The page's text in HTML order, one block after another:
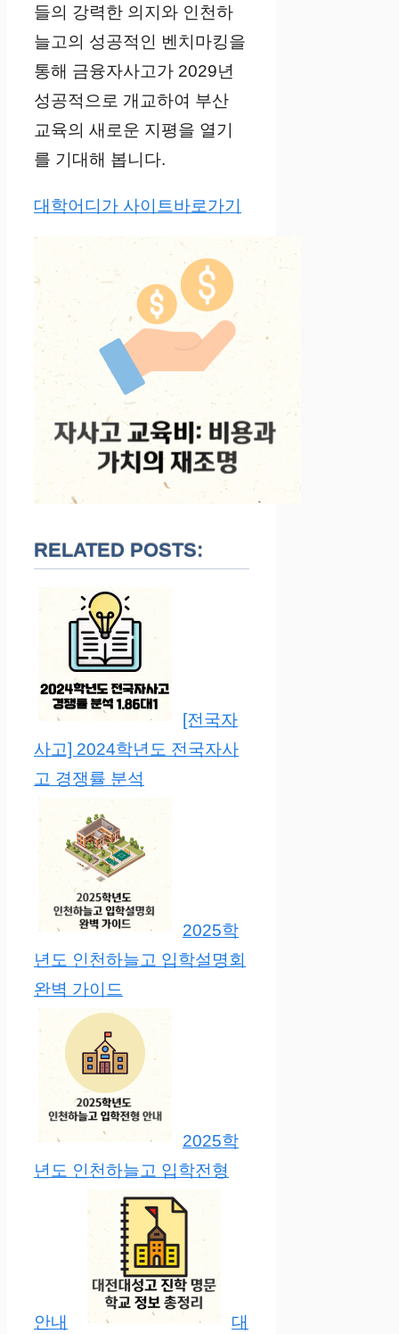
들의 강력한 의지와 인천하
늘고의 성공적인 벤치마킹을
통해 금융자사고가 2029년
성공적으로 개교하여 부산
교육의 새로운 지평을 열기
를 기대해 봅니다.
대학어디가 사이트바로가기
RELATED POSTS:
[전국자
사고] 2024학년도 전국자사
고 경쟁률 분석
2025학
년도 인천하늘고 입학설명회
완벽 가이드
2025학
년도 인천하늘고 입학전형
안내 대